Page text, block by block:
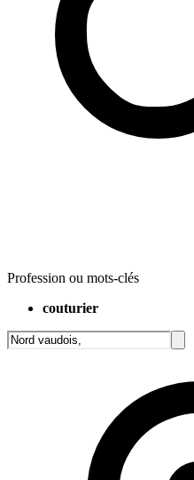
Profession ou mots-clés
couturier